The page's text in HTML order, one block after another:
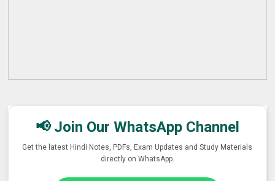
📢 Join Our WhatsApp Channel
Get the latest Hindi Notes, PDFs, Exam Updates and Study Materials
directly on WhatsApp.